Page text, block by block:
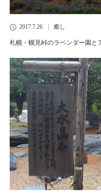
2017.7.26 癒し
札幌・幌見峠のラベンダー園と